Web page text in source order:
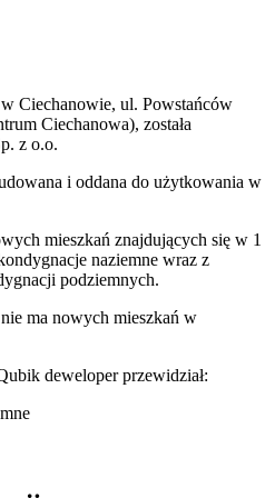
Ciechanowie, ul. Powstańców
Ciechanowa), została
z o.o.
i oddana do użytkowania w
mieszkań znajdujących się w 1
naziemne wraz z
podziemnych.
nie ma nowych mieszkań w
deweloper przewidział: